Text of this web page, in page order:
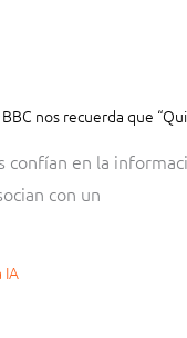
nos recuerda que
confían en la
con un